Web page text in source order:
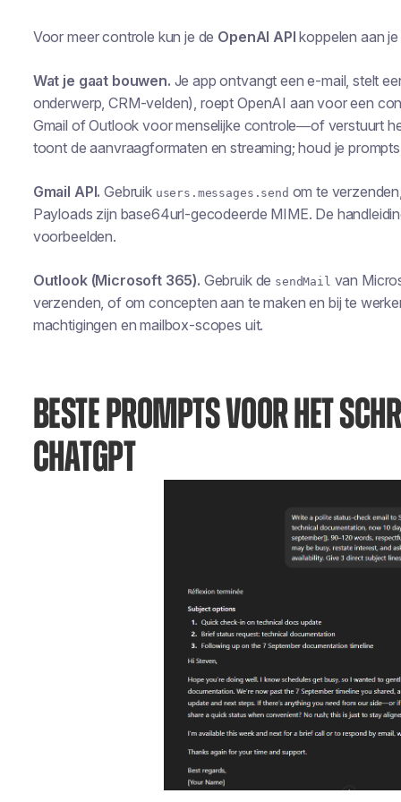
Voor meer controle kun je de OpenAI API koppelen aan
Wat je gaat bouwen. Je app ontvangt een e-mail, stelt
onderwerp, CRM-velden), roept OpenAI aan voor een
Gmail of Outlook voor menselijke controle—of verstuurt
toont de aanvraagformaten en streaming; houd je
Gmail API. Gebruik users.messages.send om te
Payloads zijn base64url-gecodeerde MIME. De
voorbeelden.
Outlook (Microsoft 365). Gebruik de sendMail van
verzenden, of om concepten aan te maken en bij te
machtigingen en mailbox-scopes uit.
BESTE PROMPTS VOOR HET
CHATGPT